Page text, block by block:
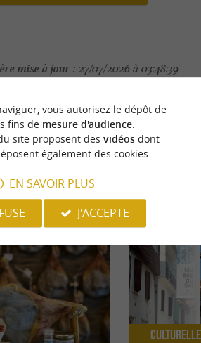
mise à jour : 27/07/2026 à 03:48:39
NC-ND 4.0
TESTÉPOUR VOUS
Culturelle
vous autorisez le dépôt de
fins de mesure d'audience.
site proposent des vidéosdont
également des cookies.
EN SAVOIR PLUS
J'ACCEPTE